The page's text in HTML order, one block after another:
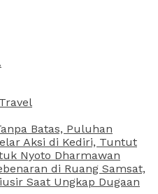
Travel
Batas, Puluhan
Aksi di Kediri, Tuntut
Nyoto Dharmawan
di Ruang Samsat,
Saat Ungkap Dugaan